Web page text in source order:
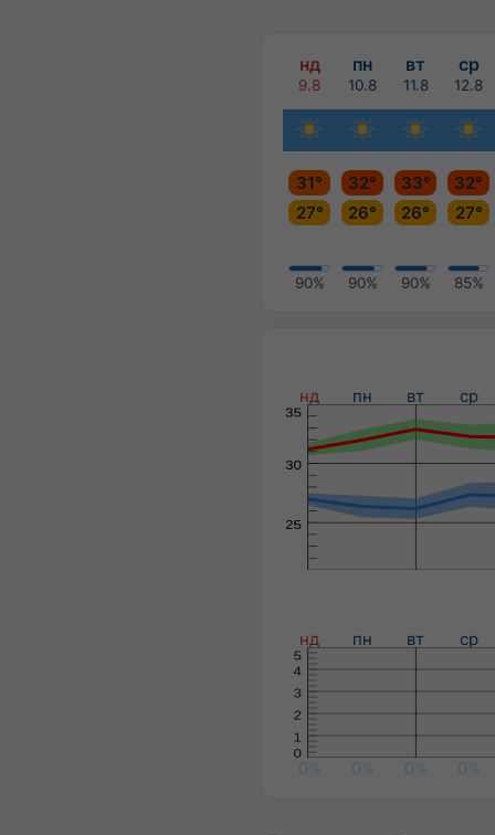
нд пн вт ср
9.8 10.8 11.8 12.8
31° 32° 33°
32°
27°
26° 26° 27°
90% 90% 90% 85%
нд пн вт ср
нд пн вт ср
0% 0% 0% 0%